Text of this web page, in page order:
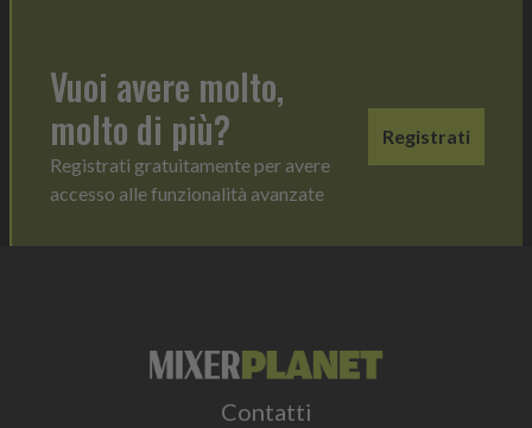
Vuoi avere molto,
molto di più?
Registrati gratuitamente per avere
accesso alle funzionalità avanzate
Registrati
Contatti